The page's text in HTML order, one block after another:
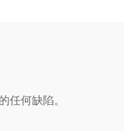
任何缺陷。